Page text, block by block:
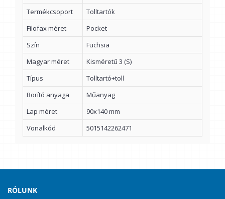
Termékcsoport
Tolltartók
Filofax méret
Pocket
Szín
Fuchsia
Magyar méret
Kisméretű 3 (S)
Típus
Tolltartó+toll
Borító anyaga
Műanyag
Lap méret
90x140 mm
Vonalkód
5015142262471
RÓLUNK